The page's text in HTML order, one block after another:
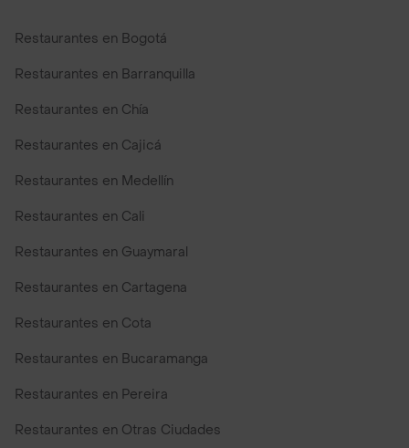
Restaurantes en Bogotá
Restaurantes en Barranquilla
Restaurantes en Chía
Restaurantes en Cajicá
Restaurantes en Medellín
Restaurantes en Cali
Restaurantes en Guaymaral
Restaurantes en Cartagena
Restaurantes en Cota
Restaurantes en Bucaramanga
Restaurantes en Pereira
Restaurantes en Otras Ciudades